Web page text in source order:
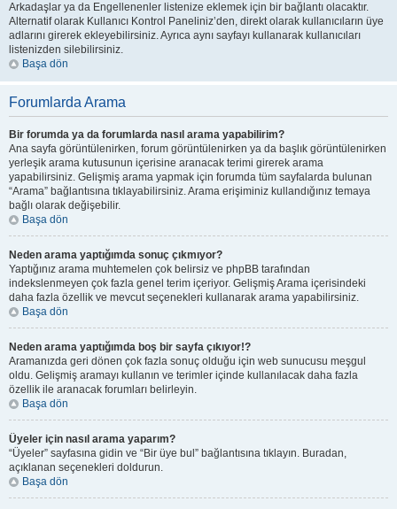
Arkadaşlar ya da Engellenenler listenize eklemek için bir bağlantı olacaktır.
Alternatif olarak Kullanıcı Kontrol Paneliniz’den, direkt olarak kullanıcıların üye
adlarını girerek ekleyebilirsiniz. Ayrıca aynı sayfayı kullanarak kullanıcıları
listenizden silebilirsiniz.
Başa dön
Forumlarda Arama
Bir forumda ya da forumlarda nasıl arama yapabilirim?
Ana sayfa görüntülenirken, forum görüntülenirken ya da başlık görüntülenirken
yerleşik arama kutusunun içerisine aranacak terimi girerek arama
yapabilirsiniz. Gelişmiş arama yapmak için forumda tüm sayfalarda bulunan
“Arama” bağlantısına tıklayabilirsiniz. Arama erişiminiz kullandığınız temaya
bağlı olarak değişebilir.
Başa dön
Neden arama yaptığımda sonuç çıkmıyor?
Yaptığınız arama muhtemelen çok belirsiz ve phpBB tarafından
indekslenmeyen çok fazla genel terim içeriyor. Gelişmiş Arama içerisindeki
daha fazla özellik ve mevcut seçenekleri kullanarak arama yapabilirsiniz.
Başa dön
Neden arama yaptığımda boş bir sayfa çıkıyor!?
Aramanızda geri dönen çok fazla sonuç olduğu için web sunucusu meşgul
oldu. Gelişmiş aramayı kullanın ve terimler içinde kullanılacak daha fazla
özellik ile aranacak forumları belirleyin.
Başa dön
Üyeler için nasıl arama yaparım?
“Üyeler” sayfasına gidin ve “Bir üye bul” bağlantısına tıklayın. Buradan,
açıklanan seçenekleri doldurun.
Başa dön